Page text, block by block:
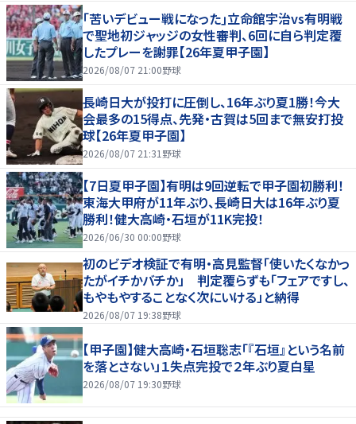
｢苦いデビュー戦になった｣立命館宇治vs有明戦
で聖地初ジャッジの女性審判、6回に自ら判定覆
したプレーを謝罪【26年夏甲子園】
2026/08/07 21:00野球
長崎日大が投打に圧倒し、16年ぶり夏1勝！今大
会最多の15得点、先発・古賀は5回まで無安打投
球【26年夏甲子園】
2026/08/07 21:31 野球
【7日夏甲子園】有明は9回逆転で甲子園初勝利！
東海大甲府が11年ぶり、長崎日大は16年ぶり夏
勝利！健大高崎・石垣が11K完投！
2026/06/30 00:00野球
初のビデオ検証で有明・高見監督「使いたくなかっ
たがイチかバチか」 判定覆らずも「フェアですし、
もやもやすることなく次にいける」と納得
2026/08/07 19:38野球
【甲子園】健大高崎・石垣聡志「『石垣』という名前
を落とさない」１失点完投で２年ぶり夏白星
2026/08/07 19:30野球